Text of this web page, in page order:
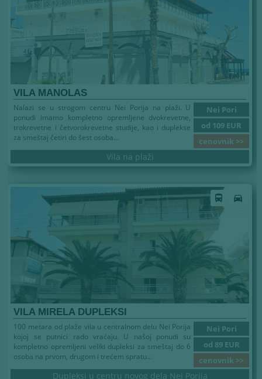
VILA MANOLAS
Nei Pori
od 109 EUR
cenovnik >>
Nalazi se u strogom centru Nei Porija na plaži. U
ponudi imamo kompletno opremljene dvokrevetne,
trokrevetne i četvorokrevetne studije, kao i duplekse
za smeštaj četiri do šest osoba...
Vila na plaži
directions_bus directions_car
VILA MIRELA DUPLEKSI
Nei Pori
od 89 EUR
cenovnik >>
100 metara od plaže vila u centralnom delu Nei Porija
kojoj se putnici rado vraćaju. U našoj ponudi su
kompletno opremljeni veliki dupleksi za smeštaj do 6
osoba na prvom, drugom i trećem spratu...
Dupleksi u centru novog dela Nei Porija